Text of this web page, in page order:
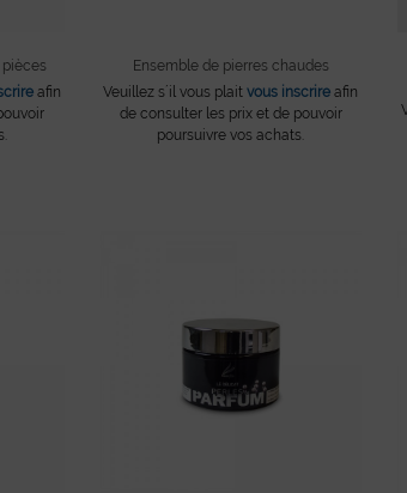
afin
Ensemble de pierres chaudes
Veuillez s´il vous plaitvous inscrire afin
de consulter les prix et de pouvoir
poursuivre vos achats.